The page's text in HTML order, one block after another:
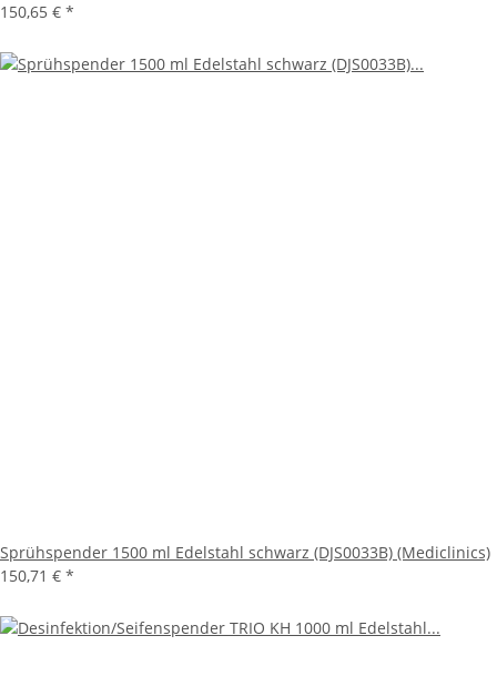
150,65 € *
Sprühspender 1500 ml Edelstahl schwarz (DJS0033B) (Mediclinics)
150,71 € *